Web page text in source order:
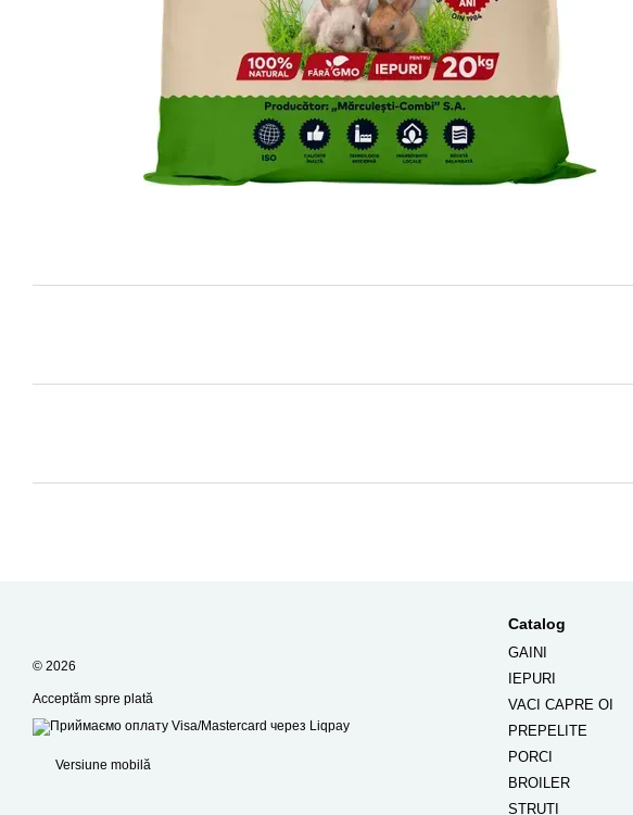
© 2026
Acceptăm spre plată
Versiune mobilă
Catalog
GAINI
IEPURI
VACI CAPRE OI
PREPELITE
PORCI
BROILER
STRUȚI